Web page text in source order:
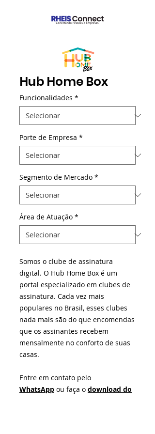
Hub Home Box
Funcionalidades *
Porte de Empresa *
Segmento de Mercado *
Área de Atuação *
Somos o clube de assinatura
digital. O Hub Home Box é um
portal especializado em clubes de
assinatura. Cada vez mais
populares no Brasil, esses clubes
nada mais são do que encomendas
que os assinantes recebem
mensalmente no conforto de suas
casas.
Entre em contato pelo
WhatsApp ou faça o download do